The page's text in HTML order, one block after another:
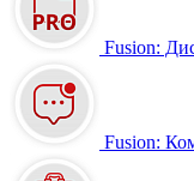
Fusion:
Fusion: